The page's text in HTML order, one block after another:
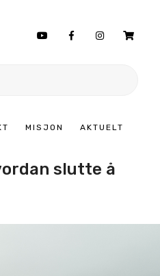
MISJON AKTUELT
slutte å